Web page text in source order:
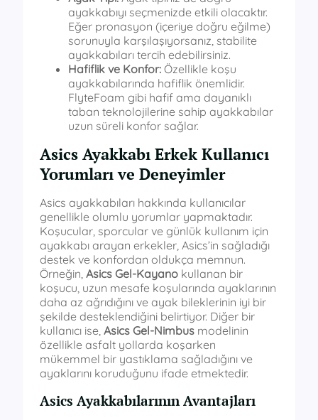
ayakkabıyı seçmenizde etkili olacaktır.
Eğer pronasyon (içeriye doğru eğilme)
sorunuyla karşılaşıyorsanız, stabilite
ayakkabıları tercih edebilirsiniz.
Hafiflik ve Konfor: Özellikle koşu
ayakkabılarında hafiflik önemlidir.
FlyteFoam gibi hafif ama dayanıklı
taban teknolojilerine sahip ayakkabılar
uzun süreli konfor sağlar.
Asics Ayakkabı Erkek Kullanıcı
Yorumları ve Deneyimler
Asics ayakkabıları hakkında kullanıcılar
genellikle olumlu yorumlar yapmaktadır.
Koşucular, sporcular ve günlük kullanım için
ayakkabı arayan erkekler, Asics’in sağladığı
destek ve konfordan oldukça memnun.
Örneğin, Asics Gel-Kayano kullanan bir
koşucu, uzun mesafe koşularında ayaklarının
daha az ağrıdığını ve ayak bileklerinin iyi bir
şekilde desteklendiğini belirtiyor. Diğer bir
kullanıcı ise, Asics Gel-Nimbus modelinin
özellikle asfalt yollarda koşarken
mükemmel bir yastıklama sağladığını ve
ayaklarını koruduğunu ifade etmektedir.
Asics Ayakkabılarının Avantajları